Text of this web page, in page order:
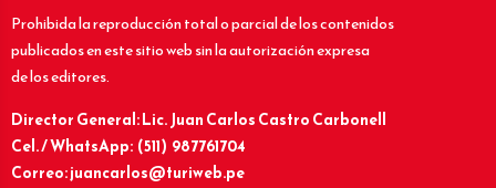
Prohibida la reproducción total o parcial de los contenidos
publicados en este sitio web sin la autorización expresa
de los editores.
Director General: Lic.Juan Carlos Castro Carbonell
Cel. / WhatsApp: (511) 987761704
Correo: juancarlos@turiweb.pe